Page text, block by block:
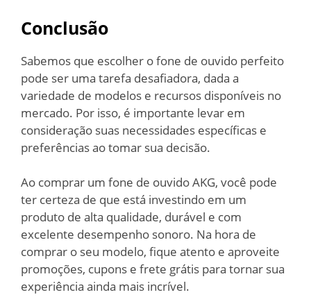
Conclusão
Sabemos que escolher o fone de ouvido perfeito
pode ser uma tarefa desafiadora, dada a
variedade de modelos e recursos disponíveis no
mercado. Por isso, é importante levar em
consideração suas necessidades específicas e
preferências ao tomar sua decisão.
Ao comprar um fone de ouvido AKG, você pode
ter certeza de que está investindo em um
produto de alta qualidade, durável e com
excelente desempenho sonoro. Na hora de
comprar o seu modelo, fique atento e aproveite
promoções, cupons e frete grátis para tornar sua
experiência ainda mais incrível.